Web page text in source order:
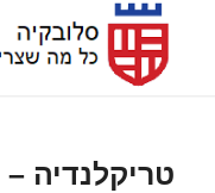
טריקלנדיה